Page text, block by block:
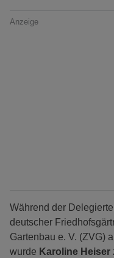
Anzeige
Während der
deutscher
Gartenbau e. V. (ZVG)
wurde Karoline Heiser